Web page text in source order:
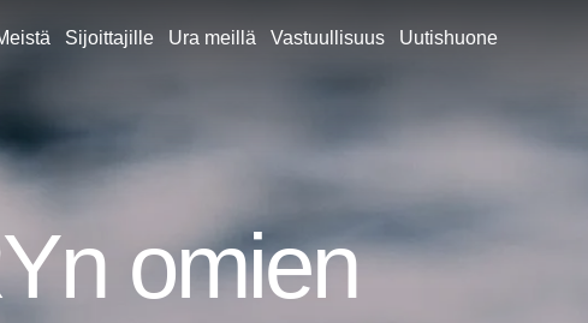
Sijoittajille Ura meillä Vastuullisuus Uutishuone
omien